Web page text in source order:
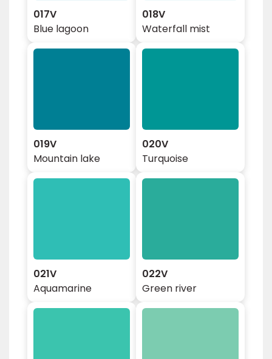
017V
Blue lagoon
018V
Waterfall mist
019V
Mountain lake
020V
Turquoise
021V
Aquamarine
022V
Green river